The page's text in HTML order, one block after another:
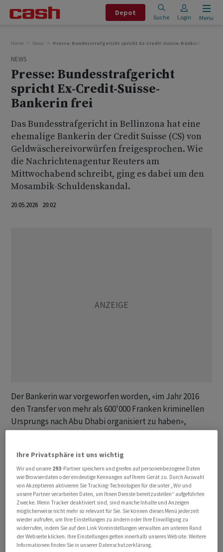
Depot
Suche Login Menu
Home News Presse: Bundesstrafgericht spricht Ex-Credit-Suisse-Bankerin frei
NEWS
Presse: Bundesstrafgericht
spricht Ex-Credit-Suisse-
Bankerin frei
Das Bundesstrafgericht in Bellinzona hat eine
ehemalige Bankerin der Credit Suisse (CS) von
Geldwäschereivorwürfen freigesprochen. Wie
die Nachrichtenagentur Reuters am
Mittwochabend schreibt, ging es dabei um den
Mosambik-Schuldenskandal.
20.05.2026 20:02
Der Bankerin war vorgeworfen worden, «im Jahr 2016
den Transfer von mehr als 600'000 Franken kriminellen
Ursprungs nach Abu Dhabi organisiert zu haben»,
schreibt Reuters weiter. Eine Begründung für den
kleine Entschädigung zuerkannt. Noch sei das Urteil
nicht rechtskräftig und es könne Berufung eingereicht
werden.
Ein Verfahren gegen die UBS als Rechtsnachfolgerin der
Credit Suisse im Fall der Kreditvergaben an
mosambikanische Staatsunternehmen war bereits
Mitte April eingestellt worden. Das Verfahren gegen die
Ihre Privatsphäre ist uns wichtig
Wir und unsere 293-Partner speichern und greifen auf personenbezogene Daten
wie Browserdaten oder eindeutige Kennungen auf Ihrem Gerät zu. Durch Auswahl
von Akzeptieren aktivieren Sie Tracking-Technologien für die unter „Wir und
unsere Partner verarbeiten Daten, um Ihnen Dienste bereitzustellen“ aufgeführten
Zwecke. Wenn Tracker deaktiviert sind, sind manche Inhalte und Anzeigen
möglicherweise nicht mehr so relevant für Sie. Sie können dieses Menü jederzeit
wieder aufrufen, um Ihre Einstellungen zu ändern oder Ihre Einwilligung zu
widerrufen, indem Sie auf den Link Voreinstellungen verwalten am unteren Rand
der Webseite klicken. Ihre Einstellungen gelten innerhalb unseres Website. Weitere
Informationen finden Sie in unserer Datenschutzerklärung.